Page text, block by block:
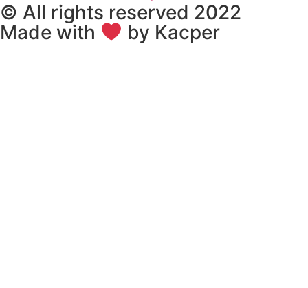
© All rights reserved 2022
Made with
by Kacper